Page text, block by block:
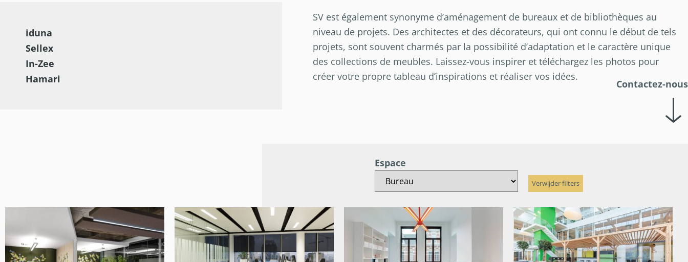
iduna
Sellex
In-Zee
Hamari
SV est également synonyme d’aménagement de bureaux et de bibliothèques au
niveau de projets. Des architectes et des décorateurs, qui ont connu le début de tels
projets, sont souvent charmés par la possibilité d’adaptation et le caractère unique
des collections de meubles. Laissez-vous inspirer et téléchargez les photos pour
créer votre propre tableau d’inspirations et réaliser vos idées.
Contactez-nous
Espace
Verwijder filters